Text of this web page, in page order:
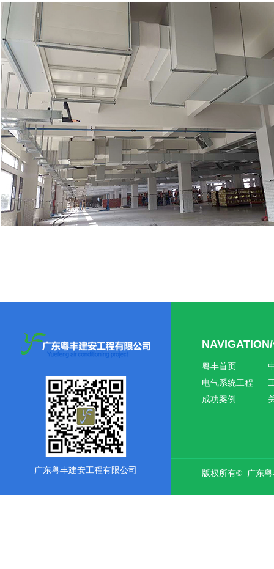
广东粤丰建安工程有限公司
粤丰首页
电气系统工程
成功案例
版权所有© 广东